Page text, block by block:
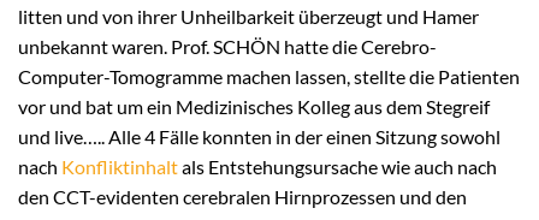
litten und von ihrer Unheilbarkeit überzeugt und Hamer
unbekannt waren. Prof. SCHÖN hatte die Cerebro-
Computer-Tomogramme machen lassen, stellte die Patienten
vor und bat um ein Medizinisches Kolleg aus dem Stegreif
und live….. Alle 4 Fälle konnten in der einen Sitzung sowohl
nach Konfliktinhaltals Entstehungsursache wie auch nach
den CCT-evidenten cerebralen Hirnprozessen und den